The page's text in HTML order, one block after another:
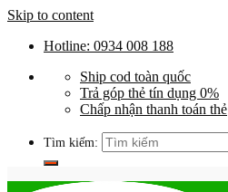
Skip to content
Hotline: 0934 008 188
Ship cod toàn quốc
Trả góp thẻ tín dụng 0%
Chấp nhận thanh toán thẻ
Tìm kiếm: